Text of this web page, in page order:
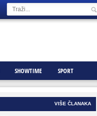
SHOWTIME SPORT
VIŠE ČLANAKA